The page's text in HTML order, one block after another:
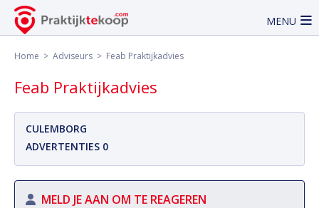
MENU
Home > Adviseurs > Feab Praktijkadvies
Feab Praktijkadvies
CULEMBORG
ADVERTENTIES 0
MELD JE AAN OM TE REAGEREN